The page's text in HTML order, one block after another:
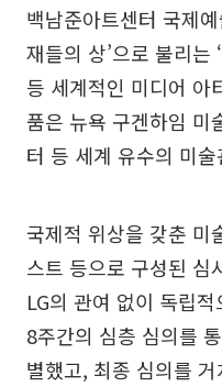
백남준아트센터 국제
재들의 상’으로 불리는
등 세계적인 미디어 아
품은 뉴욕 구겐하임 미
터 등 세계 유수의 미
국제적 위상을 갖춘 미
스트 등으로 구성된 심
LG의 관여 없이 독립
8주간의 심층 심의를
별했고, 최종 심의를